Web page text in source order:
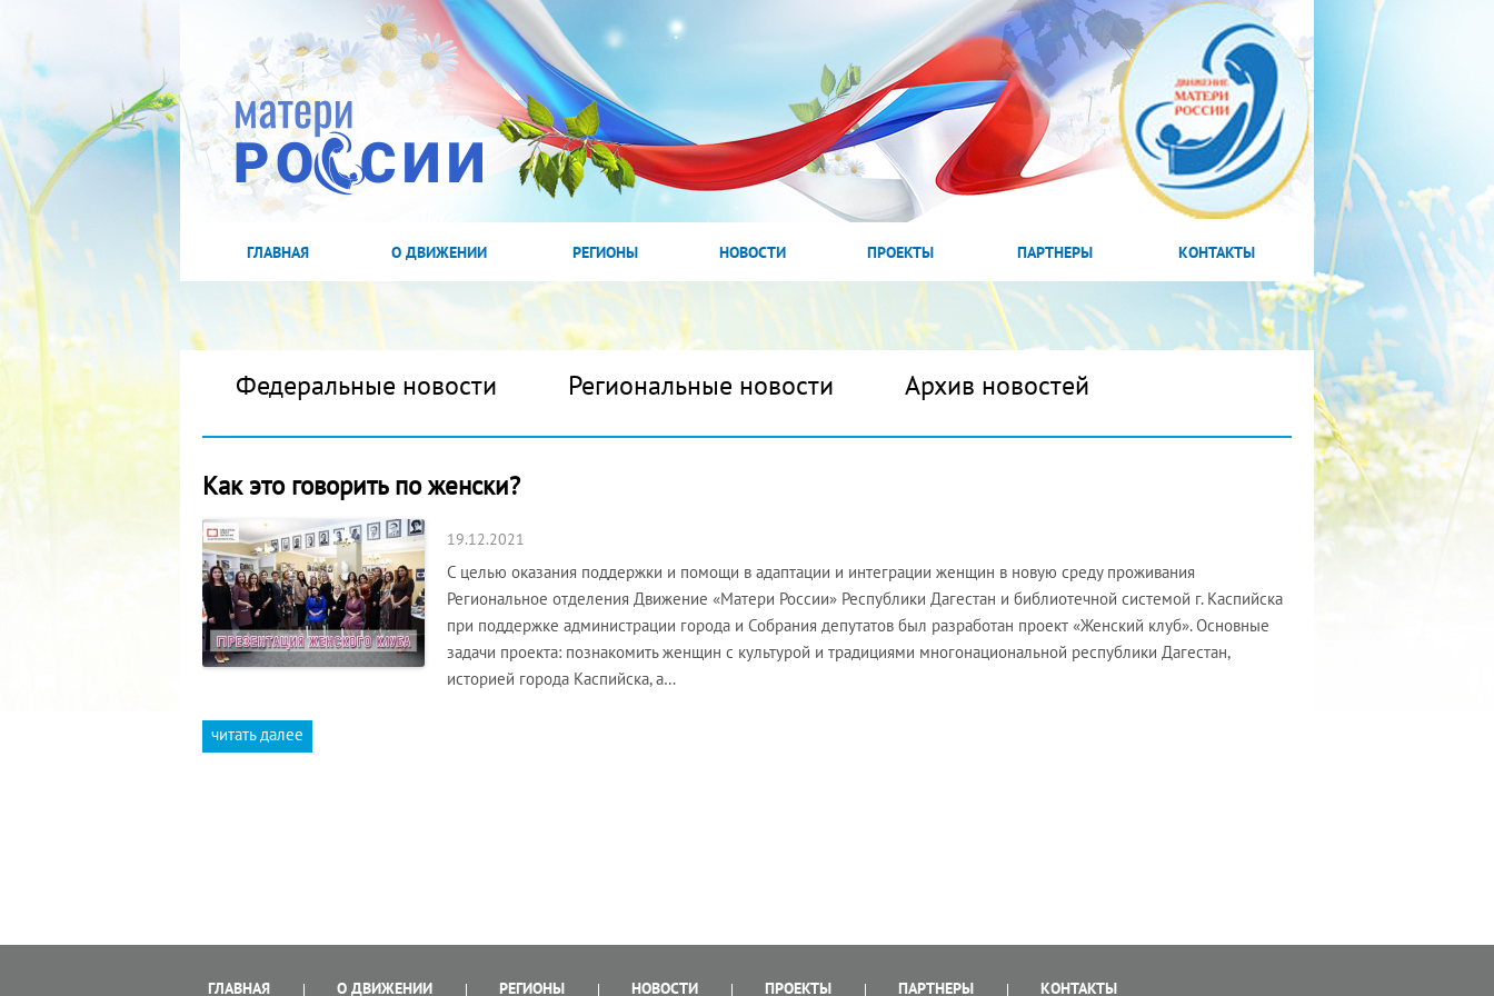
ГЛАВНАЯ О ДВИЖЕНИИ РЕГИОНЫ НОВОСТИ ПРОЕКТЫ ПАРТНЕРЫ КОНТАКТЫ
Федеральные новости Региональные новости Архив новостей
Как это говорить по женски?
19.12.2021
С целью оказания поддержки и помощи в адаптации и интеграции женщин в новую среду проживания
Региональное отделения Движение «Матери России» Республики Дагестан и библиотечной системой г. Каспийска
при поддержке администрации города и Собрания депутатов был разработан проект «Женский клуб». Основные
задачи проекта: познакомить женщин с культурой и традициями многонациональной республики Дагестан,
историей города Каспийска, а…
читать далее
ГЛАВНАЯ О ДВИЖЕНИИ РЕГИОНЫ НОВОСТИ ПРОЕКТЫ ПАРТНЕРЫ КОНТАКТЫ